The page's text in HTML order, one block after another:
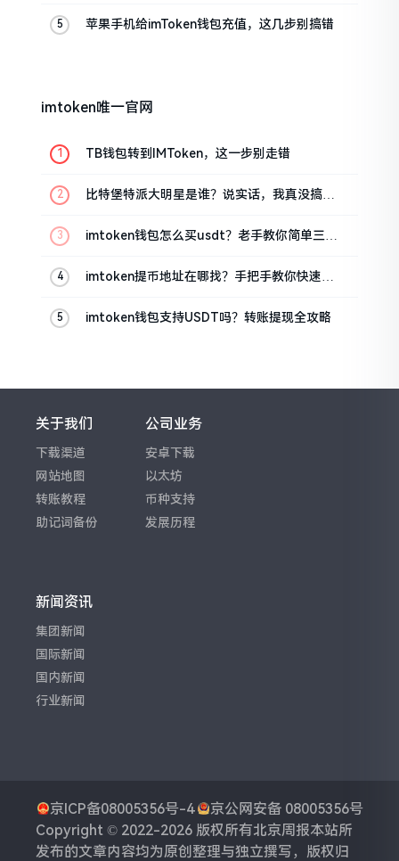
苹果手机给imToken钱包充值，这几步别搞错
imtoken唯一官网
TB钱包转到IMToken，这一步别走错
比特堡特派大明星是谁？说实话，我真没搞明
imtoken钱包怎么买usdt？老手教你简单三步
imtoken提币地址在哪找？手把手教你快速查
imtoken钱包支持USDT吗？转账提现全攻略
关于我们
下载渠道
网站地图
转账教程
助记词备份
公司业务
安卓下载
以太坊
币种支持
发展历程
新闻资讯
集团新闻
国际新闻
国内新闻
行业新闻
京ICP备08005356号-4
京公网安备 08005356号
Copyright © 2022-2026 版权所有北京周报本站所
发布的文章内容均为原创整理与独立撰写，版权归